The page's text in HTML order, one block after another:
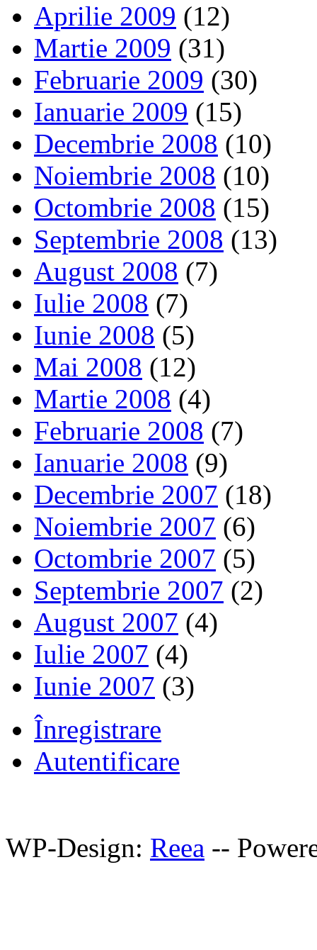
Aprilie 2009 (12)
Martie 2009 (31)
Februarie 2009 (30)
Ianuarie 2009 (15)
Decembrie 2008 (10)
Noiembrie 2008 (10)
Octombrie 2008 (15)
Septembrie 2008 (13)
August 2008 (7)
Iulie 2008 (7)
Iunie 2008 (5)
Mai 2008 (12)
Martie 2008 (4)
Februarie 2008 (7)
Ianuarie 2008 (9)
Decembrie 2007 (18)
Noiembrie 2007 (6)
Octombrie 2007 (5)
Septembrie 2007 (2)
August 2007 (4)
Iulie 2007 (4)
Iunie 2007 (3)
Înregistrare
Autentificare
WP-Design: Reea --